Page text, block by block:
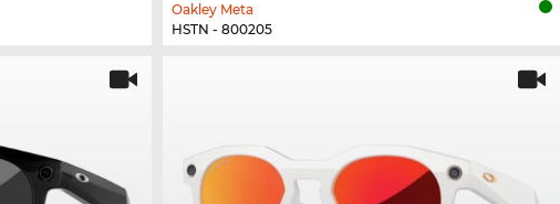
Oakley Meta
HSTN - 800205